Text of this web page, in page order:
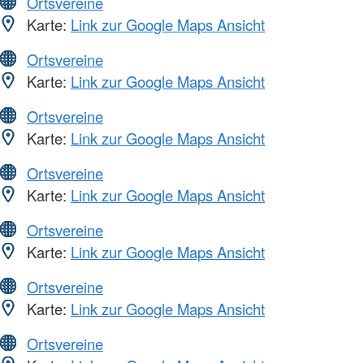
Karte: Link zur Google Maps Ansicht
Ortsvereine
Karte: Link zur Google Maps Ansicht
Ortsvereine
Karte: Link zur Google Maps Ansicht
Ortsvereine
Karte: Link zur Google Maps Ansicht
Ortsvereine
Karte: Link zur Google Maps Ansicht
Ortsvereine
Karte: Link zur Google Maps Ansicht
Ortsvereine